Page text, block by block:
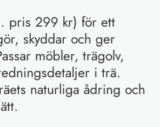
pris 299 kr) för ett
skyddar och ger
möbler, trägolv,
i trä.
naturliga ådring och